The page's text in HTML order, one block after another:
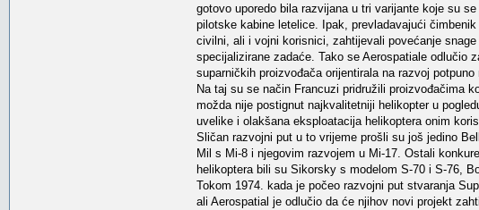
gotovo uporedo bila razvijana u tri varijante koje su
pilotske kabine letelice. Ipak, prevladavajući
civilni, ali i vojni korisnici, zahtijevali povećanje
specijalizirane zadaće. Tako se Aerospatiale odlučio
suparničkih proizvođača orijentirala na razvoj
Na taj su se način Francuzi pridružili proizvođačima
možda nije postignut najkvalitetniji helikopter u
uvelike i olakšana eksploatacija helikoptera onim
Sličan razvojni put u to vrijeme prošli su još jedino
Mil s Mi-8 i njegovim razvojem u Mi-17. Ostali
helikoptera bili su Sikorsky s modelom S-70 i S-76,
Tokom 1974. kada je počeo razvojni put stvaranja
ali Aerospatial je odlučio da će njihov novi projekt